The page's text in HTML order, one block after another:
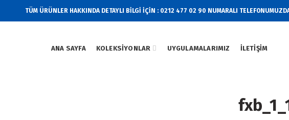
TÜM ÜRÜNLER HAKKINDA DETAYLI BİLGİ İÇİN : 0212 477 02 90 NUMARALI
ANA SAYFA KOLEKSIYONLAR UYGULAMALARIMIZ İLETIŞIM